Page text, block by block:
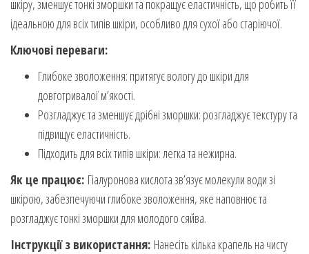
шкіру, зменшує тонкі зморшки та покращує еластичність, що робить її
ідеальною для всіх типів шкіри, особливо для сухої або старіючої.
Ключові переваги:
Глибоке зволоження: притягує вологу до шкіри для
довготривалої м’якості.
Розгладжує та зменшує дрібні зморшки: розгладжує текстуру та
підвищує еластичність.
Підходить для всіх типів шкіри: легка та нежирна.
Як це працює: Гіалуронова кислота зв’язує молекули води зі
шкірою, забезпечуючи глибоке зволоження, яке наповнює та
розгладжує тонкі зморшки для молодого сяйва.
Інструкції з використання: Нанесіть кілька крапель на чисту